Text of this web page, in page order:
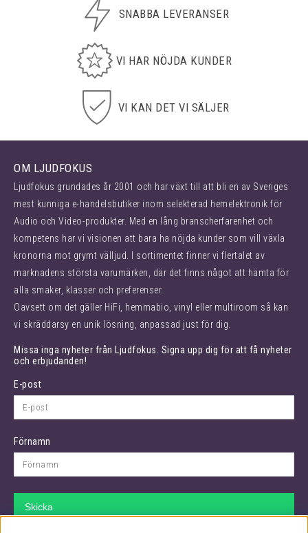
SNABBA LEVERANSER
VI HAR NÖJDA KUNDER
VI KAN DET VI SÄLJER
OM LJUDFOKUS
Ljudfokus grundades år 2001 och har växt till att bli en av Sveriges
mest kunniga e-handelsbutiker inom selekterad hemelektronik för
Audio och Video-produkter. Med en lång branscherfarenhet och
kompetens har vi visionen att bara ha nöjda kunder som vill växla
kronorna mot grymt välljud. I sortimentet finner vi flertalet av
marknadens största varumärken, där det finns något att hämta för
alla smaker, klasser och preferenser.
Oavsett om det gäller HiFi, hemmabio, vinyl eller multiroom så kan
vi skräddarsy en unik lösning, anpassad just för dig.
Missa inga nyheter från Ljudfokus. Signa upp dig för att få nyheter
och erbjudanden!
E-post
Förnamn
Skicka